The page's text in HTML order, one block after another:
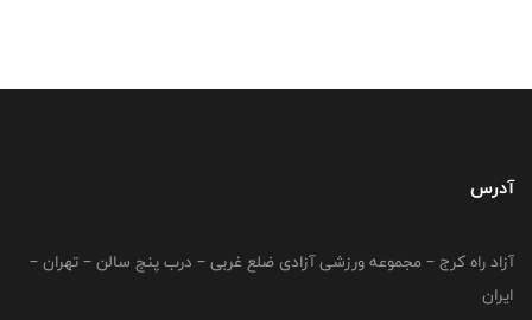
آدرس
آزاد راه کرج – مجموعه ورزشی آزادی ضلع غربی – درب پنج سالن – تهران –
ایران